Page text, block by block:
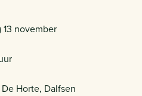
november
Horte, Dalfsen